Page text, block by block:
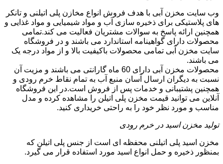
وب سایت مخزن آبی با هدف فروش انواع مخازن پلی اتیلنی و تانکر
های پلاستیکی برای ذخیره سازی آب و مواد شیمیایی و مواد غذایی و
همچنین ارائه پاسخ به سوالات مشتریان فعالیت می کند.تمامی
محصولات دارای گواهینامه استاندارد می باشند و در فروشگاه
سایت مخزن آبی تمامی محصولات باکیفیت بالا و از مواد درجه یک
می باشند.
محصولات مخزن آبی دارای 60 ماه گارانتی می باشند و مزیت آن
نسبت به دیگران ارسال آسان منبع آب به تمام نقاط خرم رودی و
همچنین پشتیبانی و خدمات پس از فروش است.در این فروشگاه
آنلاین می توانید قیمت مخزن پلی اتیلن را مشاهده کرده و مدل
مناسب و مورد نظر خود را به راحتی خریداری کنید.
تولید مخزن اسید در خرم رودی
مخزن اسید پلی اتیلنی محفظه ای است از جنس پلی اتیلن که
بمنظور ذخیره و حمل انواع اسید مورد استفاده قرار می گیرد.